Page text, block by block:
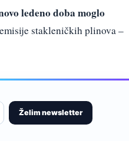
ledeno doba moglo
stakleničkih plinova –
Želim newsletter